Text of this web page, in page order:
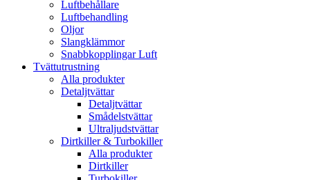
Luftbehållare
Luftbehandling
Oljor
Slangklämmor
Snabbkopplingar Luft
Tvättutrustning
Alla produkter
Detaljtvättar
Detaljtvättar
Smådelstvättar
Ultraljudstvättar
Dirtkiller & Turbokiller
Alla produkter
Dirtkiller